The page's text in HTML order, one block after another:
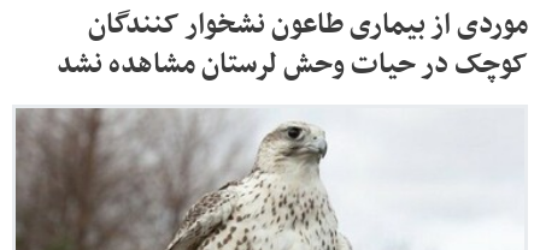
موردی از بیماری طاعون نشخوار کنندگان‌
کوچک‌ در حیات وحش لرستان مشاهده نشد